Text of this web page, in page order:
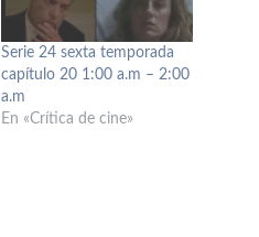
Serie 24 sexta temporada
capítulo 20 1:00 a.m – 2:00
a.m
En «Crítica de cine»